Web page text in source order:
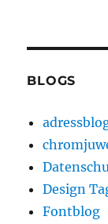
BLOGS
Design
Fontblog